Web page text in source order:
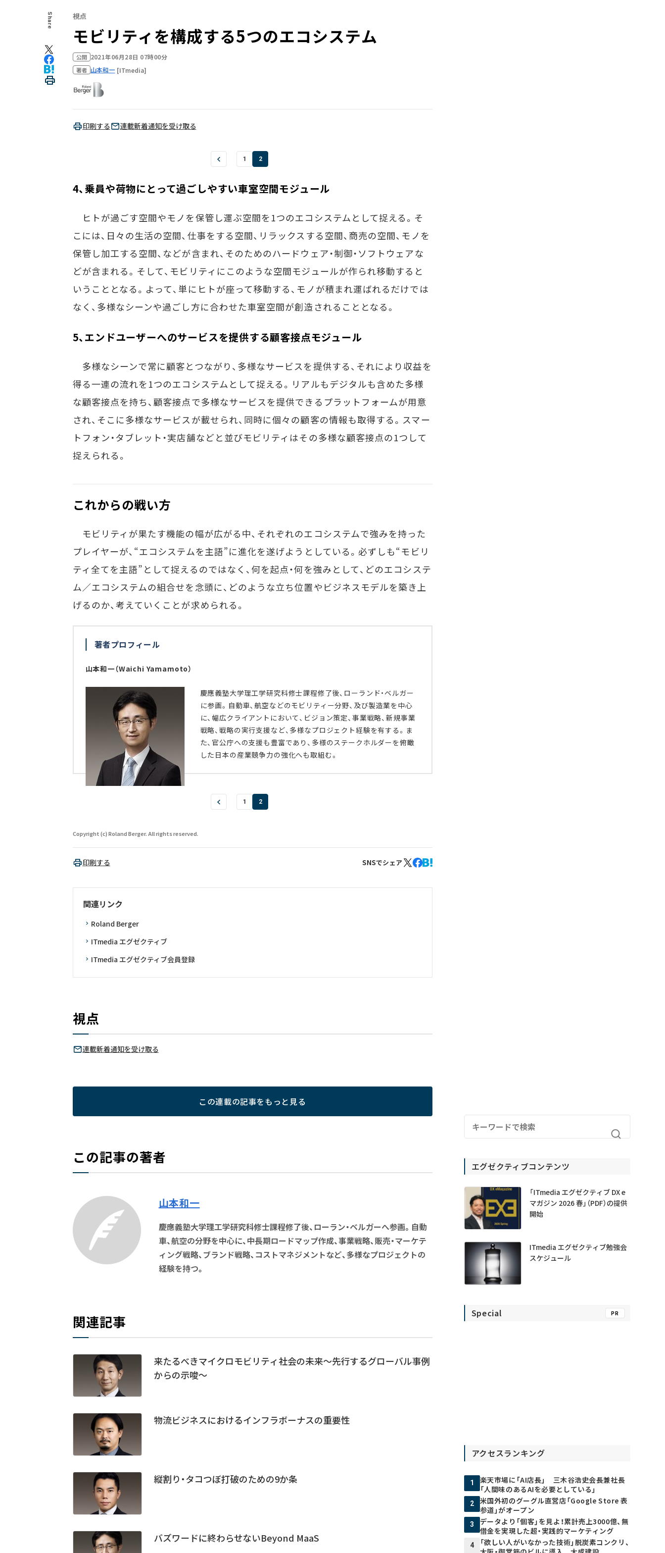
Share 視点
モビリティを構成する5つのエコシステム
公開 2021年06月28日 07時00分
著者 山本和一 [ITmedia]
印刷する 連載新着通知を受け取る
1 2
4、乗員や荷物にとって過ごしやすい車室空間モジュール
ヒトが過ごす空間やモノを保管し運ぶ空間を1つのエコシステムとして捉える。そ
こには、日々の生活の空間、仕事をする空間、リラックスする空間、商売の空間、モノを
保管し加工する空間、などが含まれ、そのためのハードウェア・制御・ソフトウェアな
どが含まれる。そして、モビリティにこのような空間モジュールが作られ移動すると
いうこととなる。よって、単にヒトが座って移動する、モノが積まれ運ばれるだけでは
なく、多様なシーンや過ごし方に合わせた車室空間が創造されることとなる。
5、エンドユーザーへのサービスを提供する顧客接点モジュール
多様なシーンで常に顧客とつながり、多様なサービスを提供する、それにより収益を
得る一連の流れを1つのエコシステムとして捉える。リアルもデジタルも含めた多様
な顧客接点を持ち、顧客接点で多様なサービスを提供できるプラットフォームが用意
され、そこに多様なサービスが載せられ、同時に個々の顧客の情報も取得する。スマー
トフォン・タブレット・実店舗などと並びモビリティはその多様な顧客接点の1つして
捉えられる。
これからの戦い方
モビリティが果たす機能の幅が広がる中、それぞれのエコシステムで強みを持った
プレイヤーが、“エコシステムを主語”に進化を遂げようとしている。必ずしも“モビリ
ティ全てを主語”として捉えるのではなく、何を起点・何を強みとして、どのエコシステ
ム／エコシステムの組合せを念頭に、どのような立ち位置やビジネスモデルを築き上
げるのか、考えていくことが求められる。
著者プロフィール
山本和一（Waichi Yamamoto）
慶應義塾大学理工学研究科修士課程修了後、ローランド・ベルガー
に参画。自動車、航空などのモビリティー分野、及び製造業を中心
に、幅広クライアントにおいて、ビジョン策定、事業戦略、新規事業
戦略、戦略の実行支援など、多様なプロジェクト経験を有する。ま
た、官公庁への支援も豊富であり、多様のステークホルダーを俯瞰
した日本の産業競争力の強化へも取組む。
1 2
Copyright (c) Roland Berger. All rights reserved.
印刷する SNSでシェア
関連リンク
Roland Berger
ITmedia エグゼクティブ
ITmedia エグゼクティブ会員登録
視点
連載新着通知を受け取る
この連載の記事をもっと見る
この記事の著者
山本和一
慶應義塾大学理工学研究科修士課程修了後、ローラン・ベルガーへ参画。自動
車、航空の分野を中心に、中長期ロードマップ作成、事業戦略、販売・マーケテ
ィング戦略、ブランド戦略、コストマネジメントなど、多様なプロジェクトの
経験を持つ。
関連記事
来たるべきマイクロモビリティ社会の未来～先行するグローバル事例
からの示唆～
物流ビジネスにおけるインフラボーナスの重要性
縦割り・タコつぼ打破のための9か条
バズワードに終わらせないBeyond MaaS
エグゼクティブコンテンツ
「ITmedia エグゼクティブ DX e
マガジン 2026 春」（PDF）の提供
開始
ITmedia エグゼクティブ勉強会
スケジュール
Special PR
アクセスランキング
1
楽天市場に「AI店長」 三木谷浩史会長兼社長
「人間味のあるAIを必要としている」
2
米国外初のグーグル直営店「Google Store 表
参道」がオープン
3
データより「個客」を見よ！累計売上3000億、無
借金を実現した超・実践的マーケティング
4
「欲しい人がいなかった技術」脱炭素コンクリ、